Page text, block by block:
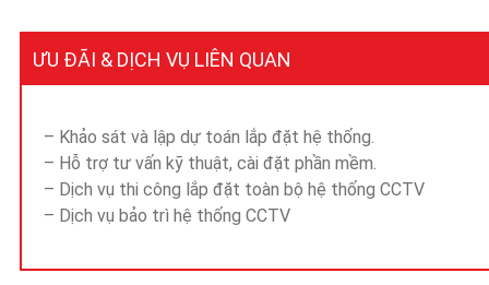
ƯU ĐÃI & DỊCH VỤ LIÊN QUAN
– Khảo sát và lập dự toán lắp đặt hệ thống.
– Hỗ trợ tư vấn kỹ thuật, cài đặt phần mềm.
– Dịch vụ thi công lắp đặt toàn bộ hệ thống CCTV
– Dịch vụ bảo trì hệ thống CCTV